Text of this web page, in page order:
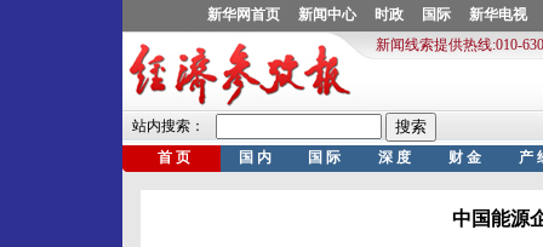
中国能源